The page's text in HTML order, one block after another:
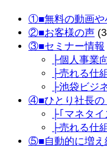
①■無料の動画や
②■お客様の声
③■セミナー情報
├個人事業
├売れる仕
├池袋ビジ
④■ひとり社長の
├｢マネタイ
├売れる仕
⑤■自動的に増え